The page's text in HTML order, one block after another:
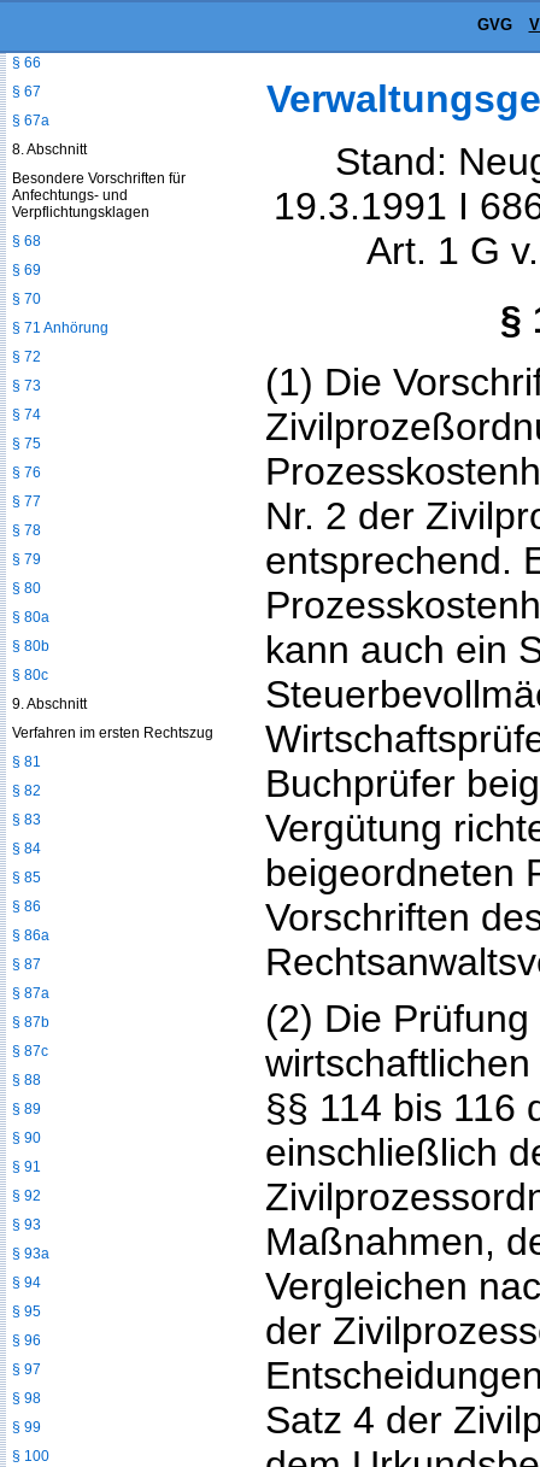
GVG
Stand:
19.3.1991 I
Art. 1 G
§
(1) Die
Nr. 2 der
entsprechend.
kann auch ein
Buchprüfer
Vergütung
beigeordneten
Vorschriften
(2) Die
§§ 114 bis 116
einschließlich
Maßnahmen,
Vergleichen
der
Satz 4 der
§ 64
§ 66
§ 67
§ 67a
8. Abschnitt
Besondere Vorschriften für
Anfechtungs- und
Verpflichtungsklagen
§ 68
§ 69
§ 70
§ 71 Anhörung
§ 72
§ 73
§ 74
§ 75
§ 76
§ 77
§ 78
§ 79
§ 80
§ 80a
§ 80b
§ 80c
9. Abschnitt
Verfahren im ersten Rechtszug
§ 81
§ 82
§ 83
§ 84
§ 85
§ 86
§ 86a
§ 87
§ 87a
§ 87b
§ 87c
§ 88
§ 89
§ 90
§ 91
§ 92
§ 93
§ 93a
§ 94
§ 95
§ 96
§ 97
§ 98
§ 99
§ 100